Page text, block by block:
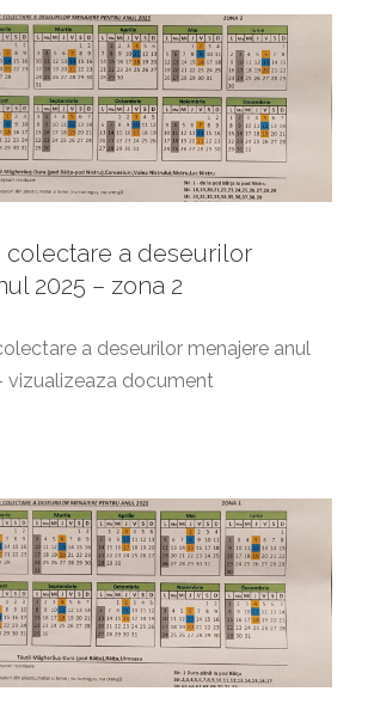
colectare a deseurilor
2025 – zona 2
a deseurilor menajere anul
vizualizeaza document